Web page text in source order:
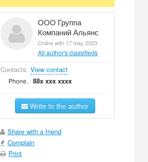
ООО Группа
Компаний Альянс
Online with 17 may 2023
All author's classifieds
Contacts: View contact
Phone. 88x xxx xxxx
Write to the author
Share with a friend
Complain
Print